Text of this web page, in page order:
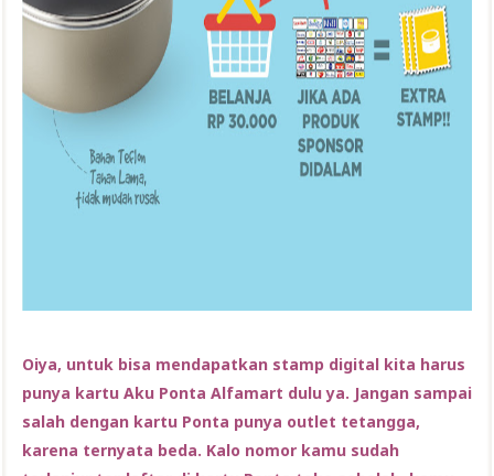
Oiya, untuk bisa mendapatkan stamp digital kita harus
punya kartu Aku Ponta Alfamart dulu ya. Jangan sampai
salah dengan kartu Ponta punya outlet tetangga,
karena ternyata beda. Kalo nomor kamu sudah